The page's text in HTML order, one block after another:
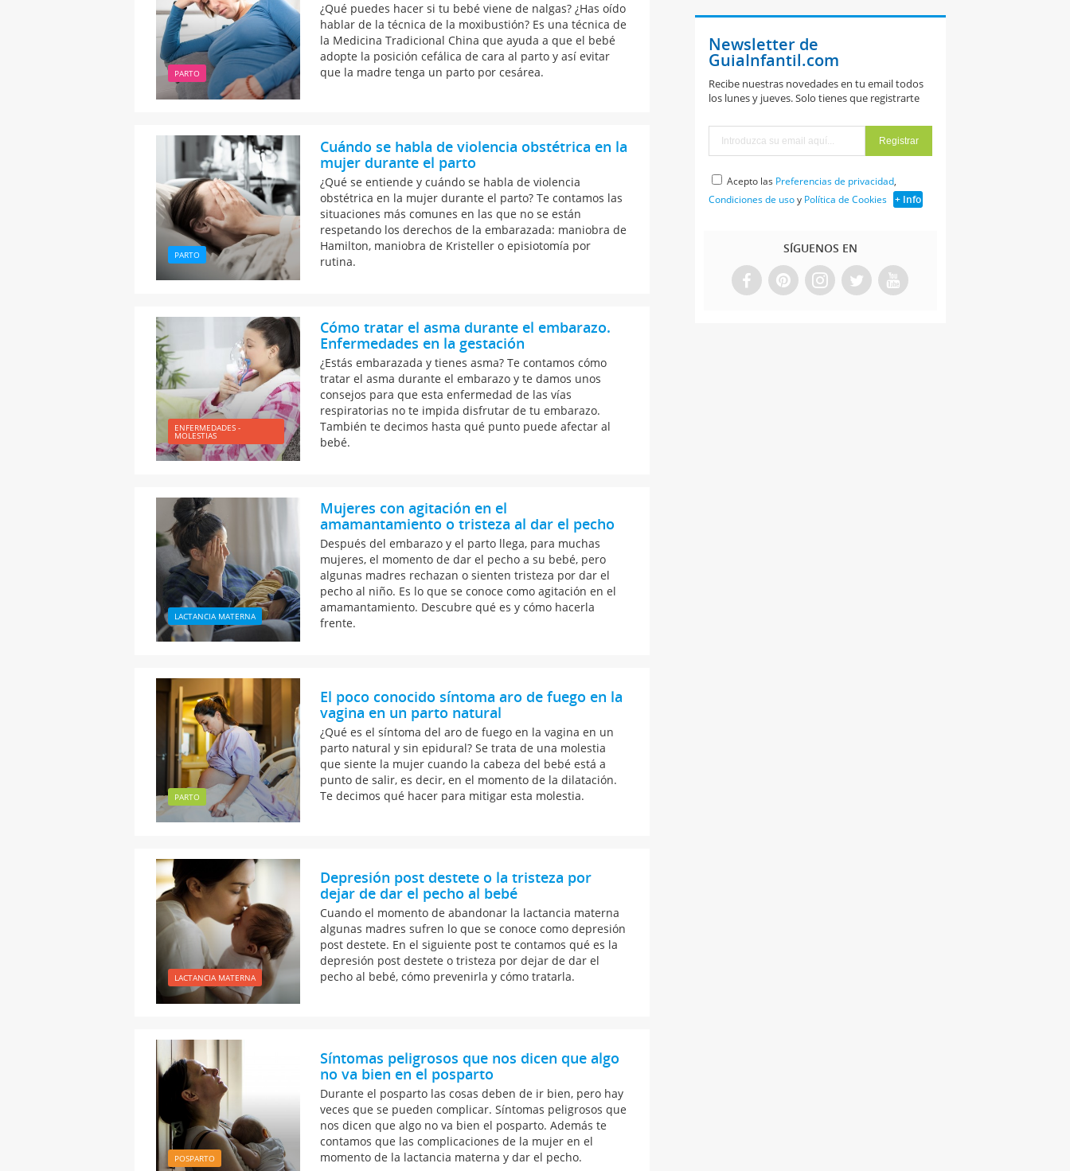
PARTO
¿Qué puedes hacer si tu bebé viene de nalgas? ¿Has oído
hablar de la técnica de la moxibustión? Es una técnica de
la Medicina Tradicional China que ayuda a que el bebé
adopte la posición cefálica de cara al parto y así evitar
que la madre tenga un parto por cesárea.
PARTO
Cuándo se habla de violencia obstétrica en la
mujer durante el parto
¿Qué se entiende y cuándo se habla de violencia
obstétrica en la mujer durante el parto? Te contamos las
situaciones más comunes en las que no se están
respetando los derechos de la embarazada: maniobra de
Hamilton, maniobra de Kristeller o episiotomía por
rutina.
ENFERMEDADES -
MOLESTIAS
Cómo tratar el asma durante el embarazo.
Enfermedades en la gestación
¿Estás embarazada y tienes asma? Te contamos cómo
tratar el asma durante el embarazo y te damos unos
consejos para que esta enfermedad de las vías
respiratorias no te impida disfrutar de tu embarazo.
También te decimos hasta qué punto puede afectar al
bebé.
LACTANCIA MATERNA
Mujeres con agitación en el
amamantamiento o tristeza al dar el pecho
Después del embarazo y el parto llega, para muchas
mujeres, el momento de dar el pecho a su bebé, pero
algunas madres rechazan o sienten tristeza por dar el
pecho al niño. Es lo que se conoce como agitación en el
amamantamiento. Descubre qué es y cómo hacerla
frente.
PARTO
El poco conocido síntoma aro de fuego en la
vagina en un parto natural
¿Qué es el síntoma del aro de fuego en la vagina en un
parto natural y sin epidural? Se trata de una molestia
que siente la mujer cuando la cabeza del bebé está a
punto de salir, es decir, en el momento de la dilatación.
Te decimos qué hacer para mitigar esta molestia.
LACTANCIA MATERNA
Depresión post destete o la tristeza por
dejar de dar el pecho al bebé
Cuando el momento de abandonar la lactancia materna
algunas madres sufren lo que se conoce como depresión
post destete. En el siguiente post te contamos qué es la
depresión post destete o tristeza por dejar de dar el
pecho al bebé, cómo prevenirla y cómo tratarla.
POSPARTO
Síntomas peligrosos que nos dicen que algo
no va bien en el posparto
Durante el posparto las cosas deben de ir bien, pero hay
veces que se pueden complicar. Síntomas peligrosos que
nos dicen que algo no va bien el posparto. Además te
contamos que las complicaciones de la mujer en el
momento de la lactancia materna y dar el pecho.
Newsletter de
GuiaInfantil.com
Recibe nuestras novedades en tu email todos
los lunes y jueves. Solo tienes que registrarte
Acepto las Preferencias de privacidad,
Condiciones de usoy Política de Cookies + Info
SÍGUENOS EN